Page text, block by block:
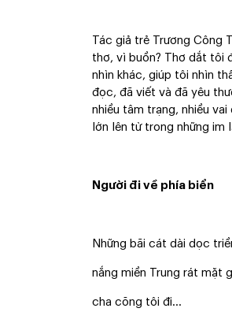
Tác giả trẻ Trương Công
thơ, vì buồn? Thơ dắt tôi
nhìn khác, giúp tôi nhìn
đọc, đã viết và đã yêu
nhiều tâm trạng, nhiều
lớn lên từ trong những im
Người đi về phía biển
Những bãi cát dài dọc
nắng miền Trung rát mặt
cha cõng tôi đi…